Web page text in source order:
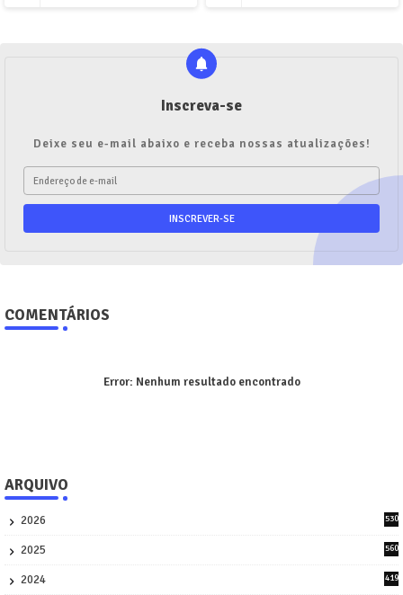
Inscreva-se
Deixe seu e-mail abaixo e receba nossas atualizações!
COMENTÁRIOS
Error: Nenhum resultado encontrado
ARQUIVO
2026
530
2025
560
2024
419